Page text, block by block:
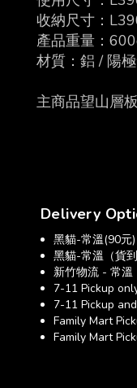
收納尺寸：
產品重量：
材質：鋁 / 陽
主商品望山層
Delivery
黑貓-常溫(90元)
黑貓-常溫（貨
新竹物流 - 常溫
7-11 Pickup
7-11 Pickup
Family Mart
Family Mart